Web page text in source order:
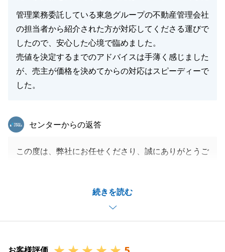
管理業務委託している東急グループの不動産管理会社
の担当者から紹介された方が対応してくださる運びで
したので、安心した心境で臨めました。
売値を決定するまでのアドバイスは手薄く感じました
が、売主が価格を決めてからの対応はスピーディーで
した。
続きを読む
東急リバブル
センターからの返答
この度は、弊社にお任せくださり、誠にありがとうご
スムーズにお引き渡しを終えることができ感謝してお
今後とも不動産に関しましてお困り事等がございまし
お客様評価